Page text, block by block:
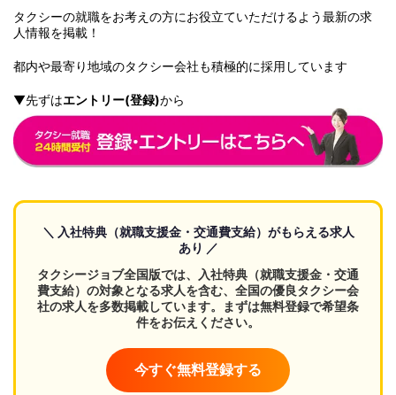
タクシーの就職をお考えの方にお役立ていただけるよう最新の求
人情報を掲載！
都内や最寄り地域のタクシー会社も積極的に採用しています
▼先ずはエントリー(登録)から
＼ 入社特典（就職支援金・交通費支給）がもらえる求人
あり ／
タクシージョブ全国版では、入社特典（就職支援金・交通
費支給）の対象となる求人を含む、全国の優良タクシー会
社の求人を多数掲載しています。まずは無料登録で希望条
件をお伝えください。
今すぐ無料登録する